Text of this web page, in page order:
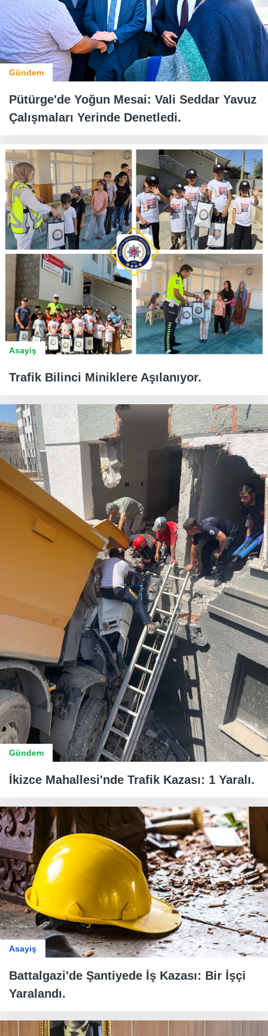
Gündem
Pütürge'de Yoğun Mesai: Vali Seddar Yavuz
Çalışmaları Yerinde Denetledi.
Asayiş
Trafik Bilinci Miniklere Aşılanıyor.
Gündem
İkizce Mahallesi'nde Trafik Kazası: 1 Yaralı.
Asayiş
Battalgazi'de Şantiyede İş Kazası: Bir İşçi
Yaralandı.